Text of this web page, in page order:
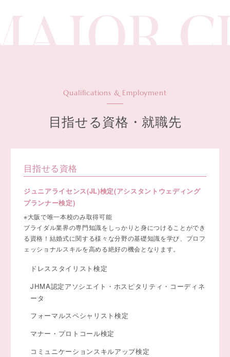
Qualifications & Employment
目指せる資格・就職先
目指せる資格
ジュニアライセンス(JL)検定(アシスタントウェディング
プランナー検定)
※大阪で唯一本校のみ取得可能
ブライダル業界の専門知識をしっかりと身につけることができ
る資格！結婚式に関する様々な分野の基礎知識を学び、プロフ
ェッショナルスキルを高める絶好の機会となります。
ドレススタイリスト検定
JHMA認定アソシエイト・ホスピタリティ・コーディネ
ータ
フォーマルスペシャリスト検定
マナー・プロトコール検定
コミュニケーションスキルアップ検定